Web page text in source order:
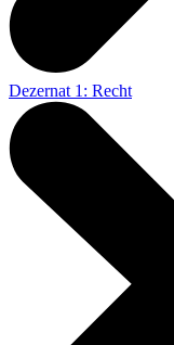
Dezernat 1: Recht